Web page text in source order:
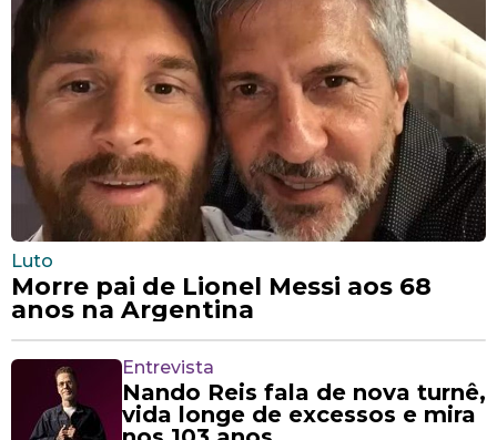
Luto
Morre pai de Lionel Messi aos 68
anos na Argentina
Entrevista
Nando Reis fala de nova turnê,
vida longe de excessos e mira